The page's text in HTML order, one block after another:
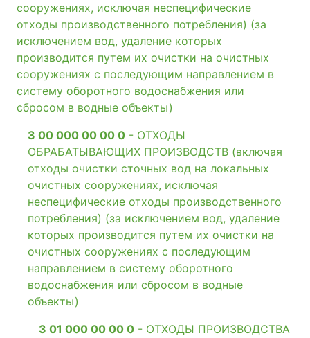
сооружениях, исключая неспецифические
отходы производственного потребления) (за
исключением вод, удаление которых
производится путем их очистки на очистных
сооружениях с последующим направлением в
систему оборотного водоснабжения или
сбросом в водные объекты)
3 00 000 00 00 0 - ОТХОДЫ
ОБРАБАТЫВАЮЩИХ ПРОИЗВОДСТВ (включая
отходы очистки сточных вод на локальных
очистных сооружениях, исключая
неспецифические отходы производственного
потребления) (за исключением вод, удаление
которых производится путем их очистки на
очистных сооружениях с последующим
направлением в систему оборотного
водоснабжения или сбросом в водные
объекты)
3 01 000 00 00 0 - ОТХОДЫ ПРОИЗВОДСТВА